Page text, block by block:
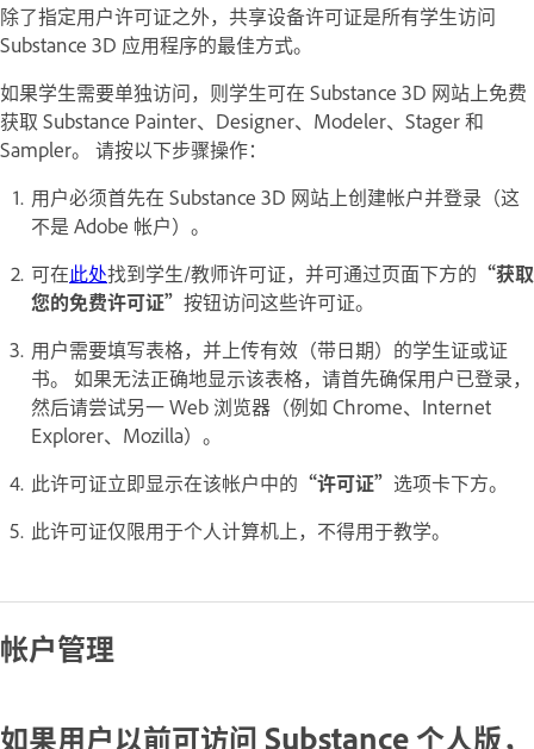
除了指定用户许可证之外，共享设备许可证是所有学生访问
Substance 3D 应用程序的最佳方式。
如果学生需要单独访问，则学生可在 Substance 3D 网站上免费
获取 Substance Painter、Designer、Modeler、Stager 和
Sampler。 请按以下步骤操作：
用户必须首先在 Substance 3D 网站上创建帐户并登录（这
不是 Adobe 帐户）。
可在此处找到学生/教师许可证，并可通过页面下方的 “获取
您的免费许可证” 按钮访问这些许可证。
用户需要填写表格，并上传有效（带日期）的学生证或证
书。 如果无法正确地显示该表格，请首先确保用户已登录，
然后请尝试另一 Web 浏览器（例如 Chrome、Internet
Explorer、Mozilla）。
此许可证立即显示在该帐户中的 “许可证” 选项卡下方。
此许可证仅限用于个人计算机上，不得用于教学。
帐户管理
如果用户以前可访问 Substance 个人版，